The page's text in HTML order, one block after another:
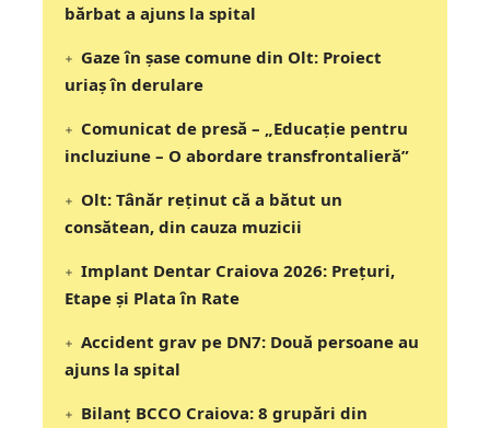
bărbat a ajuns la spital
Gaze în șase comune din Olt: Proiect
uriaș în derulare
Comunicat de presă – „Educație pentru
incluziune – O abordare transfrontalieră”
Olt: Tânăr reţinut că a bătut un
consătean, din cauza muzicii
Implant Dentar Craiova 2026: Preţuri,
Etape şi Plata în Rate
Accident grav pe DN7: Două persoane au
ajuns la spital
Bilanț BCCO Craiova: 8 grupări din